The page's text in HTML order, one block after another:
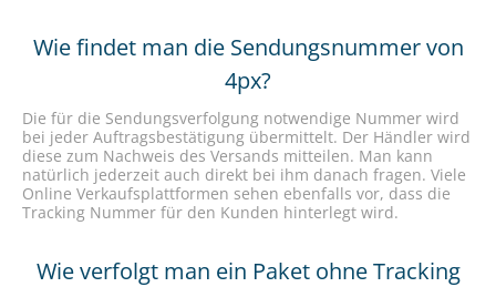
Wie findet man die Sendungsnummer von
4px?
Die für die Sendungsverfolgung notwendige Nummer wird
bei jeder Auftragsbestätigung übermittelt. Der Händler wird
diese zum Nachweis des Versands mitteilen. Man kann
natürlich jederzeit auch direkt bei ihm danach fragen. Viele
Online Verkaufsplattformen sehen ebenfalls vor, dass die
Tracking Nummer für den Kunden hinterlegt wird.
Wie verfolgt man ein Paket ohne Tracking